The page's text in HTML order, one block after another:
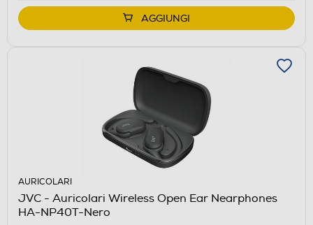
AGGIUNGI
AURICOLARI
JVC - Auricolari Wireless Open Ear Nearphones
HA-NP40T-Nero